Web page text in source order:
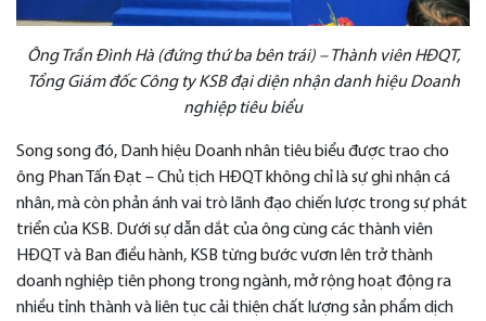
Ông Trần Đình Hà (đứng thứ ba bên trái) – Thành viên HĐQT,
Tổng Giám đốc Công ty KSB đại diện nhận danh hiệu Doanh
nghiệp tiêu biểu
Song song đó, Danh hiệu Doanh nhân tiêu biểu được trao cho
ông Phan Tấn Đạt – Chủ tịch HĐQT không chỉ là sự ghi nhận cá
nhân, mà còn phản ánh vai trò lãnh đạo chiến lược trong sự phát
triển của KSB. Dưới sự dẫn dắt của ông cùng các thành viên
HĐQT và Ban điều hành, KSB từng bước vươn lên trở thành
doanh nghiệp tiên phong trong ngành, mở rộng hoạt động ra
nhiều tỉnh thành và liên tục cải thiện chất lượng sản phẩm dịch